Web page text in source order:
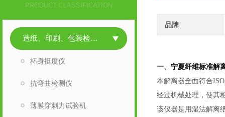
品牌
一、 宁夏纤维标准解
本解离器全面符合
经过机械处理，使其
该仪器是用湿法解离
PRODUCT CLASSIFICATION
造纸、印刷、包装检测仪器
杯身挺度仪
抗弯曲检测仪
薄膜穿刺力试验机